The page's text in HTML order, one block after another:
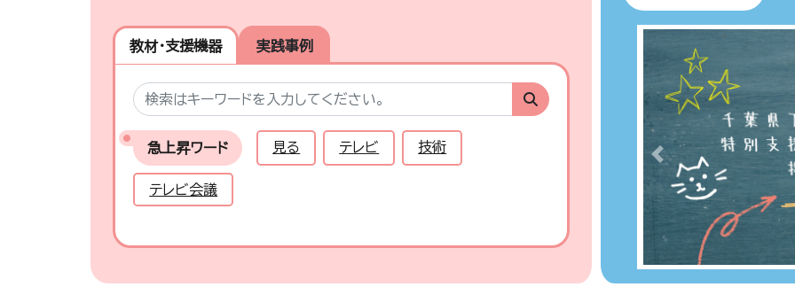
教材・支援機器 実践事例
急上昇ワード 見る テレビ 技術
テレビ会議
Previous